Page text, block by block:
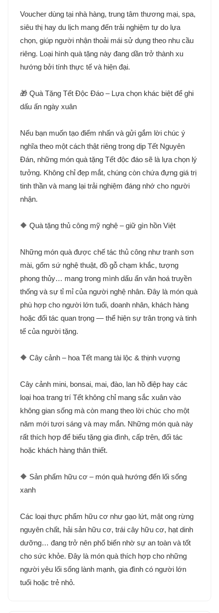
Voucher dùng tại nhà hàng, trung tâm thương mại, spa,
siêu thị hay du lịch mang đến trải nghiệm tự do lựa
chọn, giúp người nhận thoải mái sử dụng theo nhu cầu
riêng. Loại hình quà tặng này đang dần trở thành xu
hướng bởi tính thực tế và hiện đại.
🎁 Quà Tặng Tết Độc Đáo – Lựa chọn khác biệt để ghi
dấu ấn ngày xuân
Nếu bạn muốn tạo điểm nhấn và gửi gắm lời chúc ý
nghĩa theo một cách thật riêng trong dịp Tết Nguyên
Đán, những món quà tặng Tết độc đáo sẽ là lựa chọn lý
tưởng. Không chỉ đẹp mắt, chúng còn chứa đựng giá trị
tinh thần và mang lại trải nghiệm đáng nhớ cho người
nhận.
🔶 Quà tặng thủ công mỹ nghệ – giữ gìn hồn Việt
Những món quà được chế tác thủ công như tranh sơn
mài, gốm sứ nghệ thuật, đồ gỗ chạm khắc, tượng
phong thủy… mang trong mình dấu ấn văn hoá truyền
thống và sự tỉ mỉ của người nghệ nhân. Đây là món quà
phù hợp cho người lớn tuổi, doanh nhân, khách hàng
hoặc đối tác quan trọng — thể hiện sự trân trọng và tinh
tế của người tặng.
🔶 Cây cảnh – hoa Tết mang tài lộc & thịnh vượng
Cây cảnh mini, bonsai, mai, đào, lan hồ điệp hay các
loại hoa trang trí Tết không chỉ mang sắc xuân vào
không gian sống mà còn mang theo lời chúc cho một
năm mới tươi sáng và may mắn. Những món quà này
rất thích hợp để biếu tặng gia đình, cấp trên, đối tác
hoặc khách hàng thân thiết.
🔶 Sản phẩm hữu cơ – món quà hướng đến lối sống
xanh
Các loại thực phẩm hữu cơ như gạo lứt, mật ong rừng
nguyên chất, hải sản hữu cơ, trái cây hữu cơ, hạt dinh
dưỡng… đang trở nên phổ biến nhờ sự an toàn và tốt
cho sức khỏe. Đây là món quà thích hợp cho những
người yêu lối sống lành mạnh, gia đình có người lớn
tuổi hoặc trẻ nhỏ.